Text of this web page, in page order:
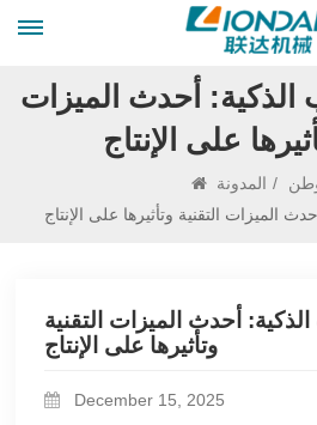
الذكية: أحدث الميزات
على الإنتاج
/ المدونة
الميزات التقنية وتأثيرها على الإنتاج
أحدث الميزات التقنية
وتأثيرها على الإنتاج
December 15, 2025